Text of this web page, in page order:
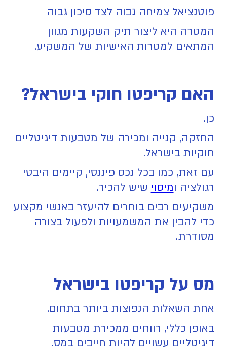
פוטנציאל צמיחה גבוה לצד סיכון גבוה
המטרה היא ליצור תיק השקעות מגוון
המתאים למטרות האישיות של המשקיע.
האם קריפטו חוקי בישראל?
כן.
החזקה, קנייה ומכירה של מטבעות דיגיטליים
חוקיות בישראל.
עם זאת, כמו בכל נכס פיננסי, קיימים היבטי
רגולציה ומיסוי שיש להכיר.
משקיעים רבים בוחרים להיעזר באנשי מקצוע
כדי להבין את המשמעויות ולפעול בצורה
מסודרת.
מס על קריפטו בישראל
אחת השאלות הנפוצות ביותר בתחום.
באופן כללי, רווחים ממכירת מטבעות
דיגיטליים עשויים להיות חייבים במס.